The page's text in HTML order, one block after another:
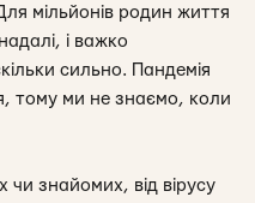
мільйонів родин життя
і важко
сильно. Пандемія
тому ми не знаємо, коли
знайомих, від вірусу